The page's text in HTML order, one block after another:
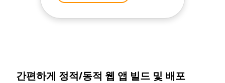
간편하게 정적/동적 웹 앱 빌드 및 배포